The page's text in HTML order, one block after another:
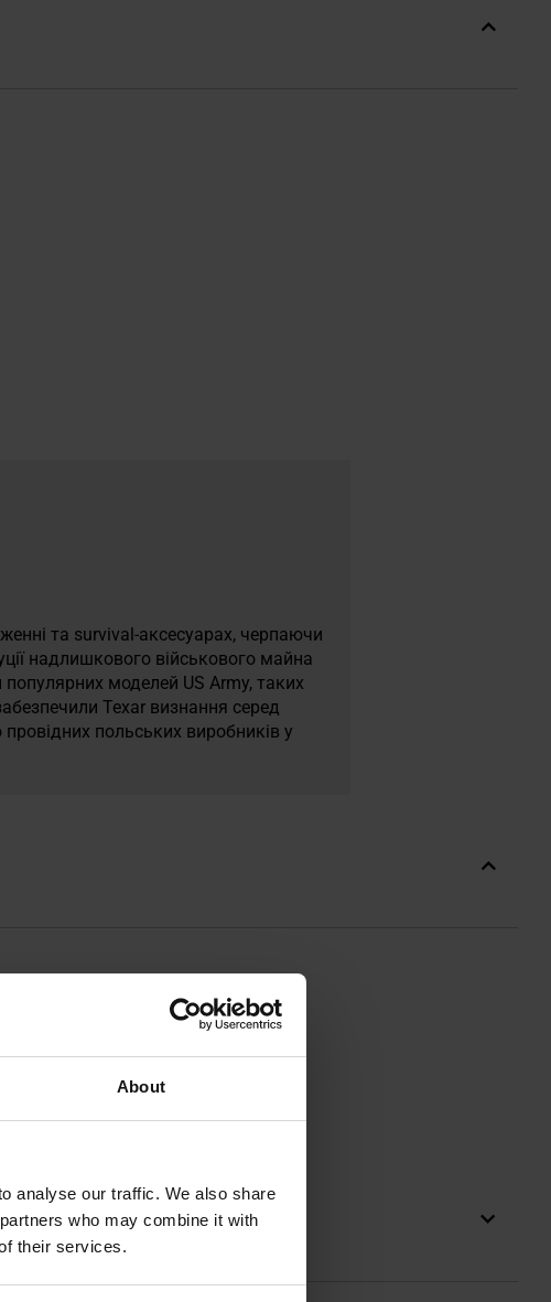
About
analyse our traffic. We also share
who may combine it with
their services.
та survival-аксесуарах, черпаючи
надлишкового військового майна
популярних моделей US Army, таких
Texar визнання серед
провідних польських виробників у